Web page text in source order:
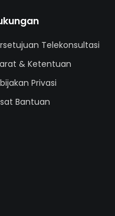
Telekonsultasi
& Ketentuan
Privasi
Bantuan